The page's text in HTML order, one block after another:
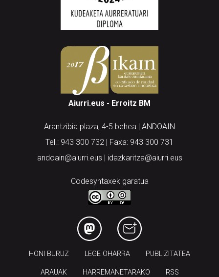
Aiurri.eus - Erroitz BM
Arantzibia plaza, 4-5 behea | ANDOAIN
Tel.: 943 300 732 | Faxa: 943 300 731
andoain@aiurri.eus | idazkaritza@aiurri.eus
Codesyntaxek garatua
HONI BURUZ LEGE OHARRA PUBLIZITATEA
ARAUAK HARREMANETARAKO RSS